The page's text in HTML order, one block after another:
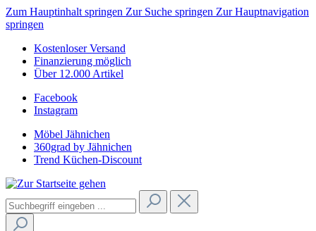
Zum Hauptinhalt springen Zur Suche springen Zur Hauptnavigation
springen
Kostenloser Versand
Finanzierung möglich
Über 12.000 Artikel
Facebook
Instagram
Möbel Jähnichen
360grad by Jähnichen
Trend Küchen-Discount